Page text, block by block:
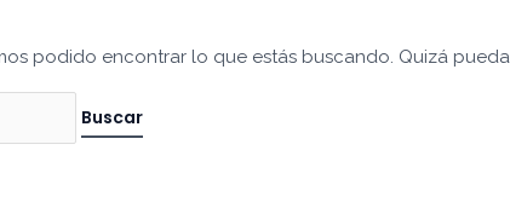
podido encontrar lo que estás buscando. Quizá